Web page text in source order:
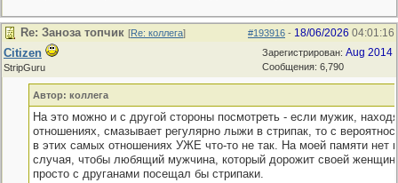
#193916 - 18/06/2026 04:01:16
Re: Заноза топчик [Re: коллега]
Зарегистрирован: Aug 2014
Сообщения: 6,790
Citizen
StripGuru
Автор: коллега
На это можно и с другой стороны посмотреть - если мужик,
отношениях, смазывает регулярно лыжи в стрипак, то с
в этих самых отношениях УЖЕ что-то не так. На моей памяти нет
случая, чтобы любящий мужчина, который дорожит своей
просто с друганами посещал бы стрипаки.